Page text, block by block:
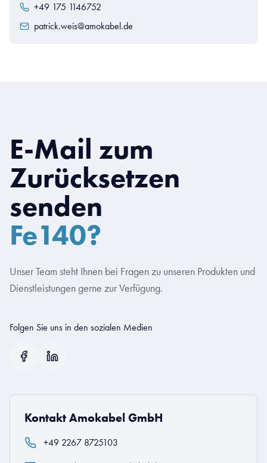
+49 175 1146752
patrick.weis@amokabel.de
E-Mail zum
Zurücksetzen
senden
Fe140?
Unser Team steht Ihnen bei Fragen zu unseren Produkten und
Dienstleistungen gerne zur Verfügung.
Folgen Sie uns in den sozialen Medien
Kontakt Amokabel GmbH
+49 2267 8725103